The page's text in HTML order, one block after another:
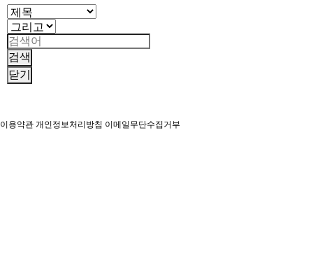
검색
닫기
이용약관 개인정보처리방침 이메일무단수집거부